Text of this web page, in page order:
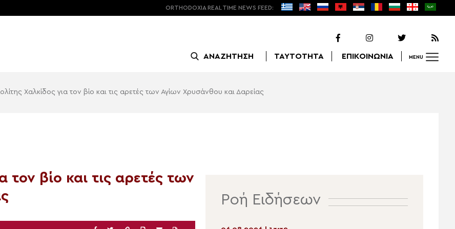
ORTHODOXIA REAL TIME NEWS FEED:
ΑΝΑΖΗΤΗΣΗ ΤΑΥΤΟΤΗΤΑ ΕΠΙΚΟΙΝΩΝΙΑ MENU
Χαλκίδος για τον βίο και τις αρετές των Αγίων Χρυσάνθου και Δαρείας
βίο και τις αρετές των
Ροή Ειδήσεων